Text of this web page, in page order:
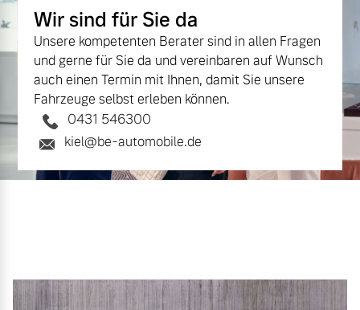
Mehr erfahren
Finanzierung & Leasing
Versicherung
Wir sind für Sie da
Unsere kompetenten Berater sind in allen Fragen
und gerne für Sie da und vereinbaren auf Wunsch
auch einen Termin mit Ihnen, damit Sie unsere
Fahrzeuge selbst erleben können.
0431 546300
kiel@be-automobile.de